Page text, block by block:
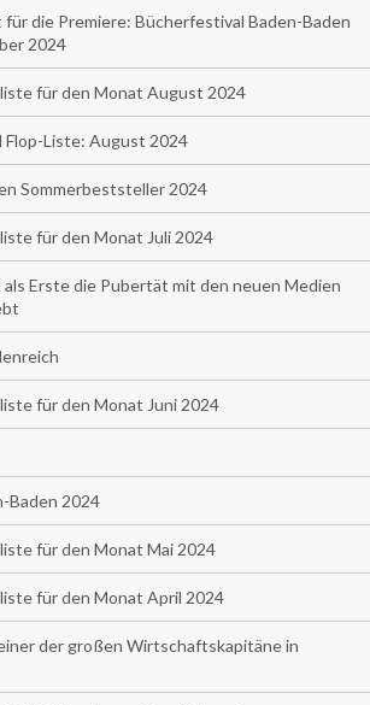
die Premiere: Bücherfestival Baden-Baden
2024
für den Monat August 2024
Flop-Liste: August 2024
Sommerbeststeller 2024
für den Monat Juli 2024
Erste die Pubertät mit den neuen Medien
für den Monat Juni 2024
Baden 2024
für den Monat Mai 2024
für den Monat April 2024
der großen Wirtschaftskapitäne in